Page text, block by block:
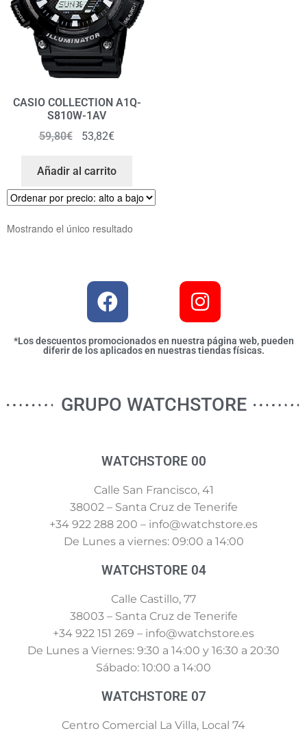
CASIO COLLECTION A1Q-
S810W-1AV
59,80€ 53,82€
Añadir al carrito
Mostrando el único resultado
*Los descuentos promocionados en nuestra página web, pueden
diferir de los aplicados en nuestras tiendas físicas.
GRUPO WATCHSTORE
WATCHSTORE 00
Calle San Francisco, 41
38002 – Santa Cruz de Tenerife
+34 922 288 200 – info@watchstore.es
De Lunes a viernes: 09:00 a 14:00
WATCHSTORE 04
Calle Castillo, 77
38003 – Santa Cruz de Tenerife
+34 922 151 269 – info@watchstore.es
De Lunes a Viernes: 9:30 a 14:00 y 16:30 a 20:30
Sábado: 10:00 a 14:00
WATCHSTORE 07
Centro Comercial La Villa, Local 74